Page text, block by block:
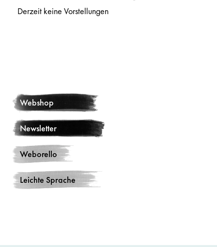
Webshop
Newsletter
Weborello
Leichte Sprache
Derzeit keine Vorstellungen